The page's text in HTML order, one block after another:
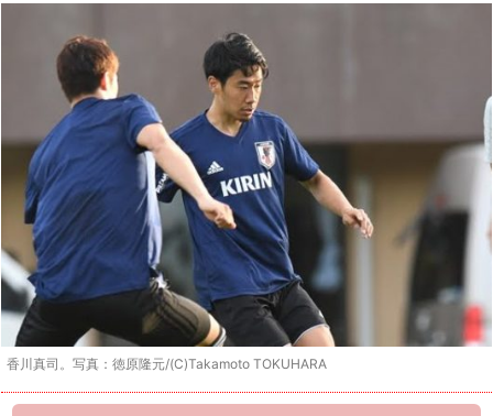
香川真司。写真：徳原隆元/(C)Takamoto TOKUHARA